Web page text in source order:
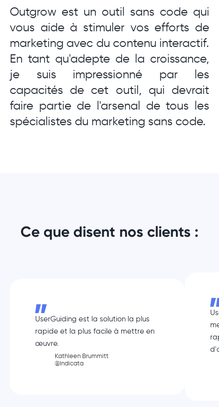
Outgrow est un outil sans code qui
vous aide à stimuler vos efforts de
marketing avec du contenu interactif.
En tant qu'adepte de la croissance,
je suis impressionné par les
capacités de cet outil, qui devrait
faire partie de l'arsenal de tous les
spécialistes du marketing sans code.
Ce que disent nos clients :
UserGuiding est la solution la plus
rapide et la plus facile à mettre en
œuvre.
Kathleen Brummitt
@Indicata